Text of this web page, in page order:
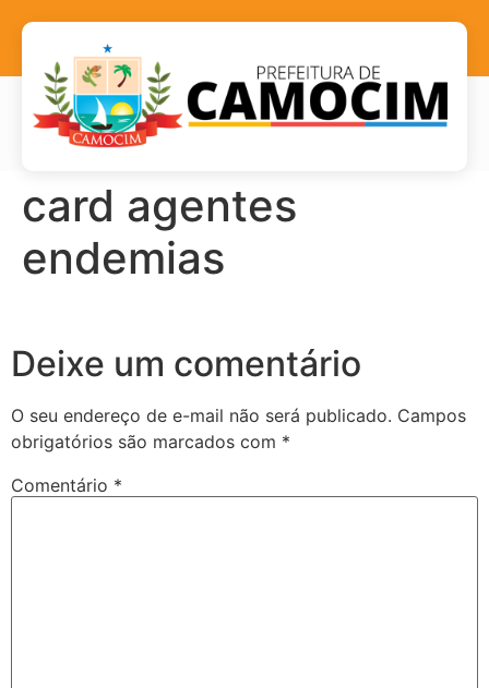
card agentes
endemias
Deixe um comentário
O seu endereço de e-mail não será publicado. Campos
obrigatórios são marcados com *
Comentário *